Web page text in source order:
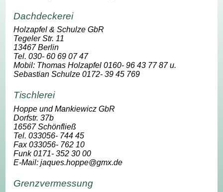
Dachdeckerei
Holzapfel & Schulze GbR
Tegeler Str. 11
13467 Berlin
Tel. 030- 60 69 07 47
Mobil: Thomas Holzapfel 0160- 96 43 77 87 u.
Sebastian Schulze 0172- 39 45 769
Tischlerei
Hoppe und Mankiewicz GbR
Dorfstr. 37b
16567 Schönfließ
Tel. 033056- 744 45
Fax 033056- 762 10
Funk 0171- 352 30 00
E-Mail: jaques.hoppe@gmx.de
Grenzvermessung